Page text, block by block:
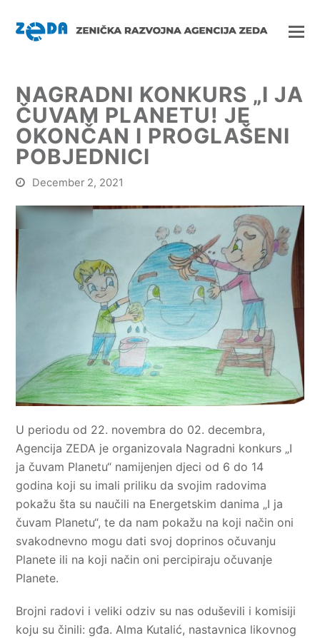
NAGRADNI KONKURS „I JA
ČUVAM PLANETU! JE
OKONČAN I PROGLAŠENI
POBJEDNICI
December 2, 2021
U periodu od 22. novembra do 02. decembra,
Agencija ZEDA je organizovala Nagradni konkurs „I
ja čuvam Planetu“ namijenjen djeci od 6 do 14
godina koji su imali priliku da svojim radovima
pokažu šta su naučili na Energetskim danima „I ja
čuvam Planetu“, te da nam pokažu na koji način oni
svakodnevno mogu dati svoj doprinos očuvanju
Planete ili na koji način oni percipiraju očuvanje
Planete.
Brojni radovi i veliki odziv su nas oduševili i komisiji
koju su činili: gđa. Alma Kutalić, nastavnica likovnog